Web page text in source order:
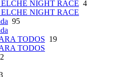
NIGHT RACE 4
NIGHT RACE
95
TODOS 19
TODOS
2